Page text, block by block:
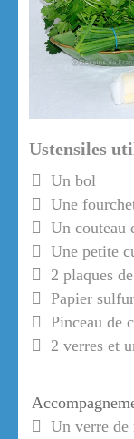
Ustensiles
Un bol
Une
Un couteau
Une petite
2 plaques
Papier
Pinceau de
2 verres et
Un verre de